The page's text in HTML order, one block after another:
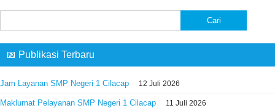
untuk:
📅 Publikasi Terbaru
Jam Layanan SMP Negeri 1 Cilacap 12 Juli 2026
Maklumat Pelayanan SMP Negeri 1 Cilacap 11 Juli 2026